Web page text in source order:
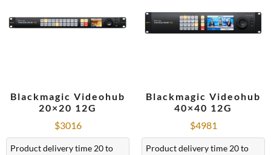
Blackmagic Videohub
20×20 12G
$3016
Product delivery time 20 to
Blackmagic Videohub
40×40 12G
$4981
Product delivery time 20 to